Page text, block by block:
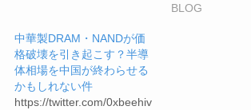
BLOG
中華製DRAM・NANDが価
格破壊を引き起こす？半導
体相場を中国が終わらせる
かもしれない件
https://twitter.com/0xbeehiv